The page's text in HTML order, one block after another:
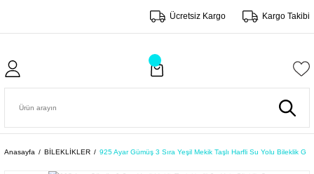
Ücretsiz Kargo Kargo Takibi
Anasayfa BİLEKLİKLER 925 Ayar Gümüş 3 Sıra Yeşil Mekik Taşlı Harfli Su Yolu Bileklik G